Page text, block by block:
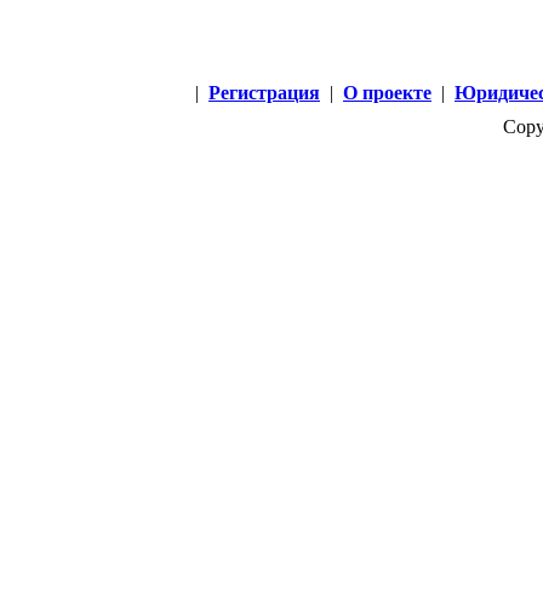
| Регистрация | О проекте |